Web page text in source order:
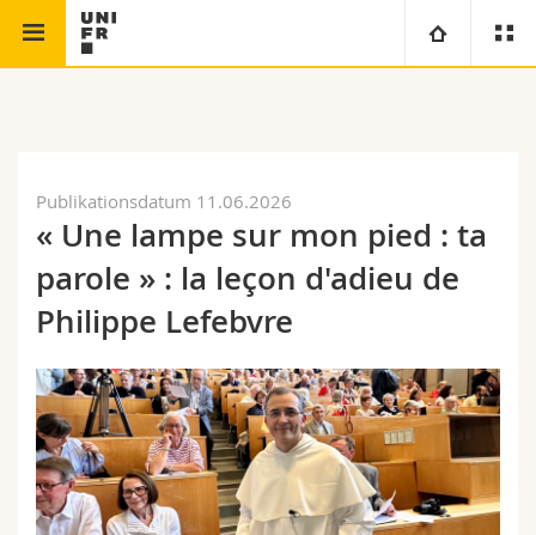
Campus
Forschung
Weiterbildung
Theologische Fak.
Rechtswissenschaftliche Fak.
Philosophische Fak.
Fak. für Erziehungs- und Bildungswissenschaften
Informationen für
Studieninteressierte
Medien
Forschende
Ressourcen
Ortsplan
Bibliotheken
Publikationsdatum 11.06.2026
« Une lampe sur mon pied : ta
parole » : la leçon d'adieu de
Philippe Lefebvre